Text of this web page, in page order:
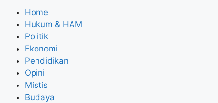
Home
Hukum & HAM
Politik
Ekonomi
Pendidikan
Opini
Mistis
Budaya